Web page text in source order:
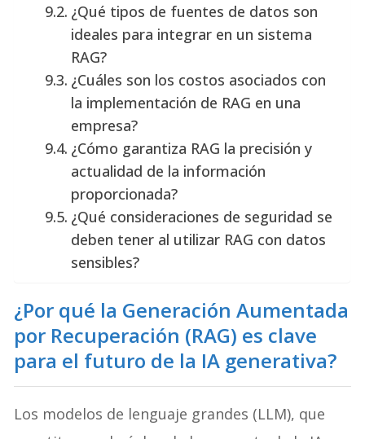
¿Qué tipos de fuentes de datos son
ideales para integrar en un sistema
RAG?
¿Cuáles son los costos asociados con
la implementación de RAG en una
empresa?
¿Cómo garantiza RAG la precisión y
actualidad de la información
proporcionada?
¿Qué consideraciones de seguridad se
deben tener al utilizar RAG con datos
sensibles?
¿Por qué la Generación Aumentada
por Recuperación (RAG) es clave
para el futuro de la IA generativa?
Los modelos de lenguaje grandes (LLM), que